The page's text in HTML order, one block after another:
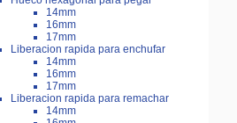
14mm
16mm
17mm
Liberacion rapida para enchufar
14mm
16mm
17mm
Liberacion rapida para remachar
14mm